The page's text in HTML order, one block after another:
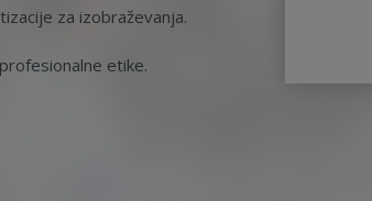
za izobraževanja.
etike.